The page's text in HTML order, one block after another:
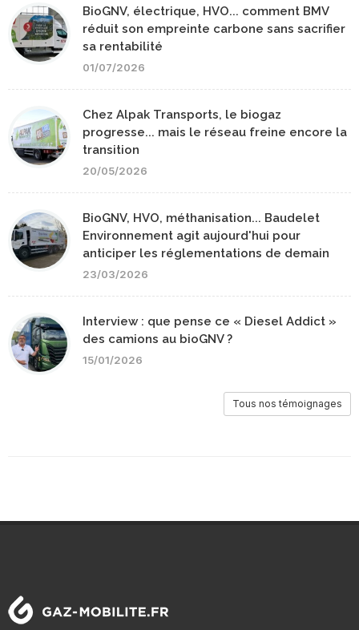
BioGNV, électrique, HVO... comment BMV
réduit son empreinte carbone sans sacrifier
sa rentabilité
01/07/2026
Chez Alpak Transports, le biogaz
progresse... mais le réseau freine encore la
transition
20/05/2026
BioGNV, HVO, méthanisation... Baudelet
Environnement agit aujourd'hui pour
anticiper les réglementations de demain
23/03/2026
Interview : que pense ce « Diesel Addict »
des camions au bioGNV ?
15/01/2026
Tous nos témoignages